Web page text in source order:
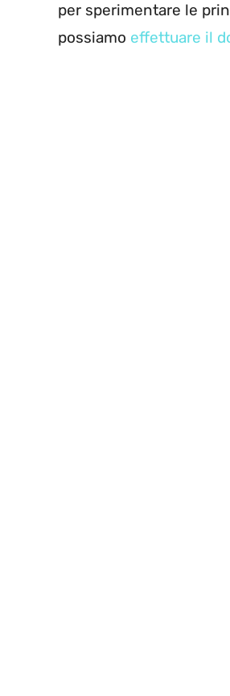
per sperimentare le
possiamo effettuare il